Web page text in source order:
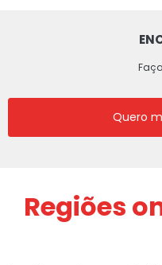
Quero
Regiões